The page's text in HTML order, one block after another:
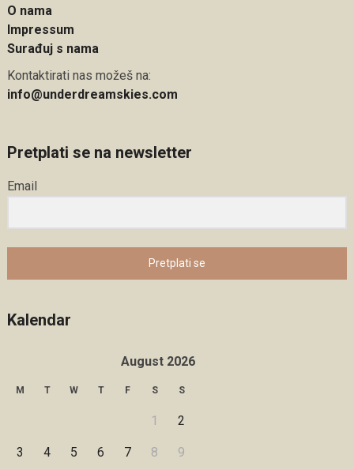
O nama
Impressum
Surađuj s nama
Kontaktirati nas možeš na:
info@underdreamskies.com
Pretplati se na newsletter
Email
Pretplati se
Kalendar
August 2026
M T W T F S S
1 2
3 4 5 6 7 8 9